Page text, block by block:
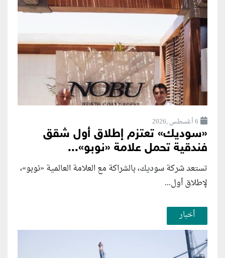
6 أغسطس ,2026
«سوديك» تعتزم إطلاق أول شقق
فندقية تحمل علامة «نوبو»...
تستعد شركة سوديك، بالشراكة مع العلامة العالمية «نوبو»،
لإطلاق أول...
أخبار